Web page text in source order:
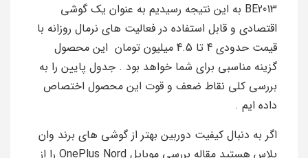
BE2013 به این نتیجه رسیدیم به عنوان یک گوشی
اقتصادی و قابل استفاده در فعالیت های نرمال روزانه با
قیمت حدودی 4 تا 4.5 میلیون تومان این محصول
گزینه مناسبی برای شما خواهد بود . جدول پایین را به
بررسی کلی نقاط ضعف و قوت این محصول اختصاص
داده ایم .
اگر به دنبال کیفیت دوربین بهتر از گوشی های برند وان
پلاس هستید مقاله بررسی موبایل OnePlus Nord را از